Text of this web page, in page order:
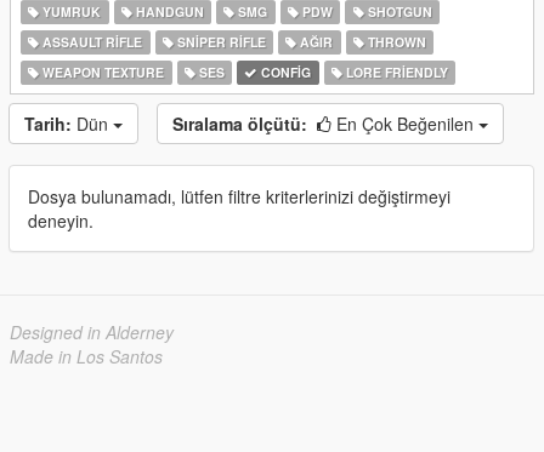
YUMRUK HANDGUN SMG PDW
SHOTGUN
ASSAULT RIFLE
SNIPER RIFLE AĞIR
THROWN
WEAPON TEXTURE
SES CONFIG LORE FRIENDLY
Tarih: Dün Sıralama ölçütü: En Çok Beğenilen
Dosya bulunamadı, lütfen filtre kriterlerinizi değiştirmeyi
deneyin.
Designed in Alderney
Made in Los Santos